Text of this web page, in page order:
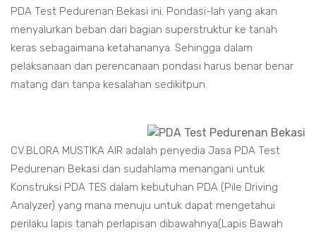
PDA Test Pedurenan Bekasi ini. Pondasi-lah yang akan
menyalurkan beban dari bagian superstruktur ke tanah
keras sebagaimana ketahananya. Sehingga dalam
pelaksanaan dan perencanaan pondasi harus benar benar
matang dan tanpa kesalahan sedikitpun.
CV.BLORA MUSTIKA AIR adalah penyedia Jasa PDA Test
Pedurenan Bekasi dan sudahlama menangani untuk
Konstruksi PDA TES dalam kebutuhan PDA (Pile Driving
Analyzer) yang mana menuju untuk dapat mengetahui
perilaku lapis tanah perlapisan dibawahnya(Lapis Bawah